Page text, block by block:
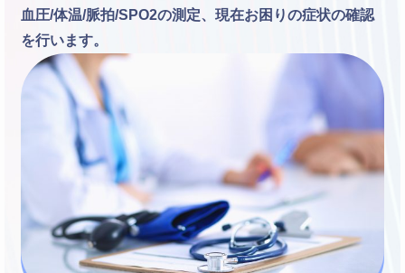
血圧/体温/脈拍/SPO2の測定、現在お困りの症状の確認
を行います。